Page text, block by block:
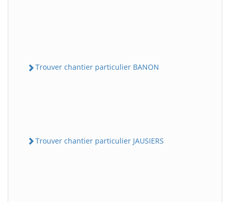
Trouver chantier particulier BANON
Trouver chantier particulier JAUSIERS